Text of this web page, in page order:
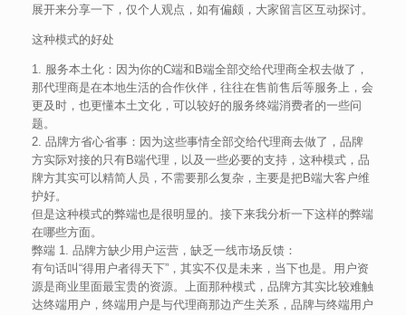
展开来分享一下，仅个人观点，如有偏颇，大家留言区互动探讨。
这种模式的好处
1. 服务本土化：因为你的C端和B端全部交给代理商全权去做了，
那代理商是在本地生活的合作伙伴，往往在售前售后等服务上，会
更及时，也更懂本土文化，可以较好的服务终端消费者的一些问
题。
2. 品牌方省心省事：因为这些事情全部交给代理商去做了，品牌
方实际对接的只有B端代理，以及一些必要的支持，这种模式，品
牌方其实可以精简人员，不需要那么复杂，主要是把B端大客户维
护好。
但是这种模式的弊端也是很明显的。接下来我分析一下这样的弊端
在哪些方面。
弊端 1. 品牌方缺少用户运营，缺乏一线市场反馈：
有句话叫“得用户者得天下”，其实不仅是未来，当下也是。用户资
源是商业里面最宝贵的资源。上面那种模式，品牌方其实比较难触
达终端用户，终端用户是与代理商那边产生关系，品牌与终端用户